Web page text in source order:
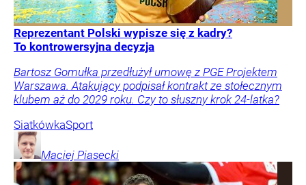
Reprezentant Polski wypisze się z kadry?
To kontrowersyjna decyzja
Bartosz Gomułka przedłużył umowę z PGE Projektem
Warszawa. Atakujący podpisał kontrakt ze stołecznym
klubem aż do 2029 roku. Czy to słuszny krok 24-latka?
SiatkówkaSport
Maciej Piasecki